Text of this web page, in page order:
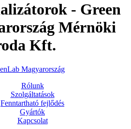
- Green
Mérnöki
Kft.
Rólunk
Szolgáltatások
Fenntartható fejlődés
Gyártók
Kapcsolat